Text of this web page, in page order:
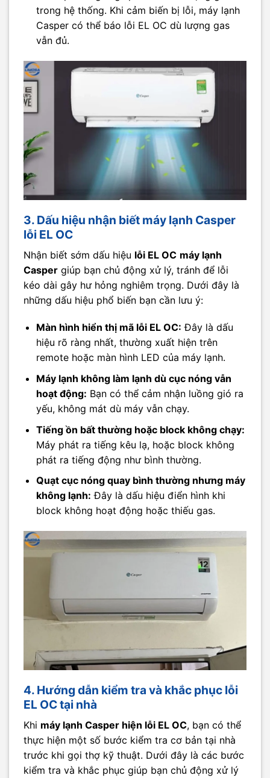
trong hệ thống. Khi cảm biến bị lỗi, máy lạnh
Casper có thể báo lỗi EL OC dù lượng gas
vẫn đủ.
3. Dấu hiệu nhận biết máy lạnh Casper
lỗi EL OC
Nhận biết sớm dấu hiệu lỗi EL OC máy lạnh
Casper giúp bạn chủ động xử lý, tránh để lỗi
kéo dài gây hư hỏng nghiêm trọng. Dưới đây là
những dấu hiệu phổ biến bạn cần lưu ý:
Màn hình hiển thị mã lỗi EL OC: Đây là dấu
hiệu rõ ràng nhất, thường xuất hiện trên
remote hoặc màn hình LED của máy lạnh.
Máy lạnh không làm lạnh dù cục nóng vẫn
hoạt động: Bạn có thể cảm nhận luồng gió ra
yếu, không mát dù máy vẫn chạy.
Tiếng ồn bất thường hoặc block không chạy:
Máy phát ra tiếng kêu lạ, hoặc block không
phát ra tiếng động như bình thường.
Quạt cục nóng quay bình thường nhưng máy
không lạnh: Đây là dấu hiệu điển hình khi
block không hoạt động hoặc thiếu gas.
4. Hướng dẫn kiểm tra và khắc phục lỗi
EL OC tại nhà
Khi máy lạnh Casper hiện lỗi EL OC, bạn có thể
thực hiện một số bước kiểm tra cơ bản tại nhà
trước khi gọi thợ kỹ thuật. Dưới đây là các bước
kiểm tra và khắc phục giúp bạn chủ động xử lý